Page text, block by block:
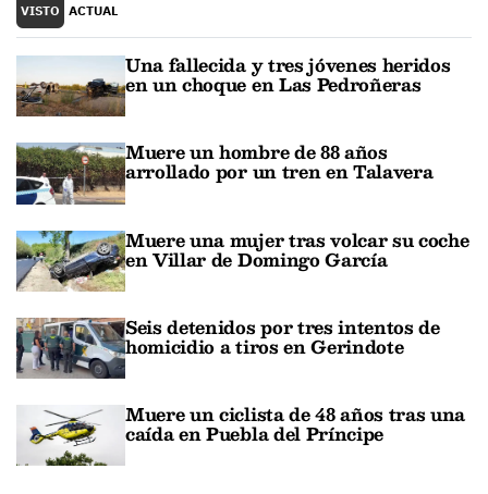
VISTO ACTUAL
Una fallecida y tres jóvenes heridos
en un choque en Las Pedroñeras
Muere un hombre de 88 años
arrollado por un tren en Talavera
Muere una mujer tras volcar su coche
en Villar de Domingo García
Seis detenidos por tres intentos de
homicidio a tiros en Gerindote
Muere un ciclista de 48 años tras una
caída en Puebla del Príncipe